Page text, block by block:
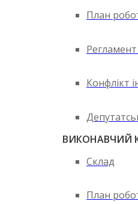
План
Регламент
Конфлікт
ВИКОНАВЧИЙ
Склад
План